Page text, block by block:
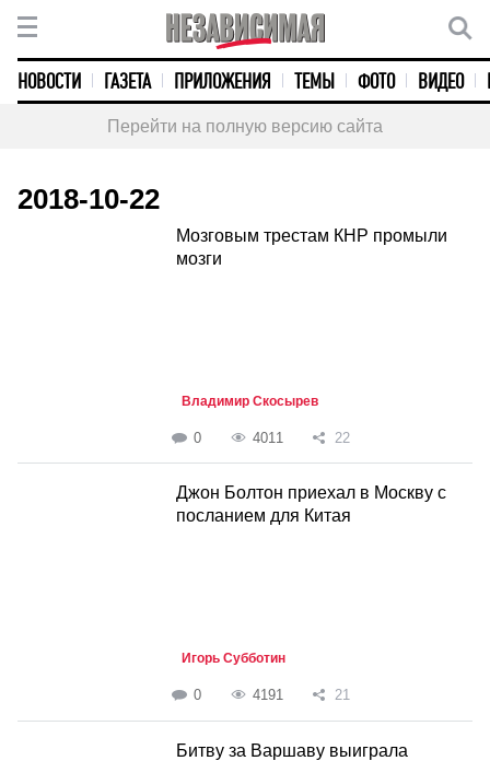
НОВОСТИ ГАЗЕТА ПРИЛОЖЕНИЯ ТЕМЫ ФОТО ВИДЕО
Перейти на полную версию сайта
2018-10-22
Мозговым трестам КНР промыли
мозги
Владимир Скосырев
0 4011 22
Джон Болтон приехал в Москву с
посланием для Китая
Игорь Субботин
0 4191 21
Битву за Варшаву выиграла